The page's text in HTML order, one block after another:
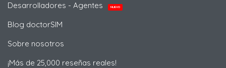
Desarrolladores - Agentes
NUEVO
Blog doctorSIM
Sobre nosotros
¡Más de 25,000 reseñas reales!